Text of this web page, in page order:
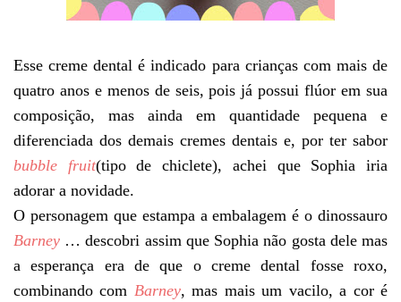
Esse creme dental é indicado para crianças com mais de
quatro anos e menos de seis, pois já possui flúor em sua
composição, mas ainda em quantidade pequena e
diferenciada dos demais cremes dentais e, por ter sabor
bubble fruit(tipo de chiclete), achei que Sophia iria
adorar a novidade.
O personagem que estampa a embalagem é o dinossauro
Barney … descobri assim que Sophia não gosta dele mas
a esperança era de que o creme dental fosse roxo,
combinando com Barney, mas mais um vacilo, a cor é